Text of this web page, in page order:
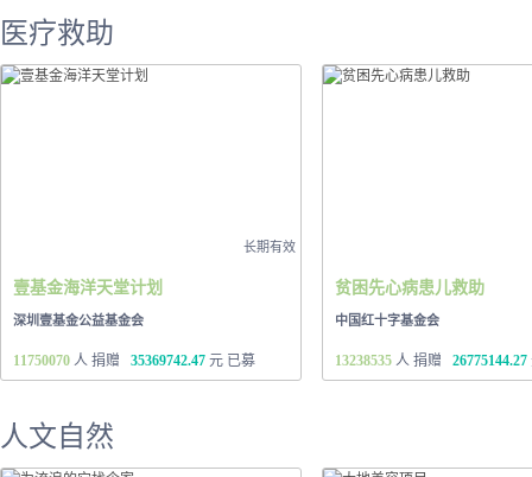
医疗救助
长期有效
壹基金海洋天堂计划
深圳壹基金公益基金会
11750070 人 捐赠 35369742.47 元 已募
贫困先心病患儿救助
中国红十字基金会
13238535 人 捐赠 26775144.27
人文自然